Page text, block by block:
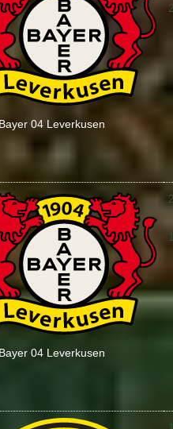
Bayer 04 Leverkusen
Bayer 04 Leverkusen
: